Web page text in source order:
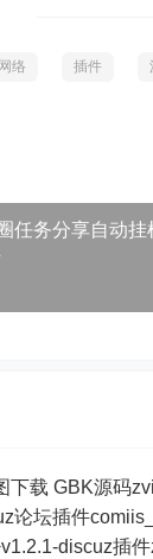
络 插件
任务分享自动
下载 GBK源码
论坛插件
discuz插